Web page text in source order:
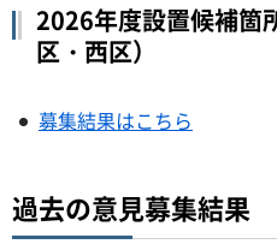
2026年度設置候補箇
区・西区）
募集結果はこちら
過去の意見募集結果